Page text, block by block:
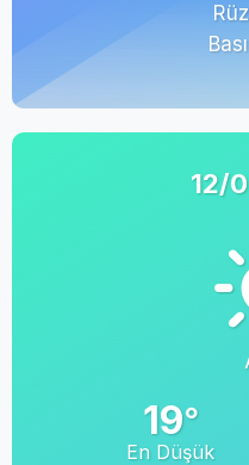
12/
19°
En Düşük